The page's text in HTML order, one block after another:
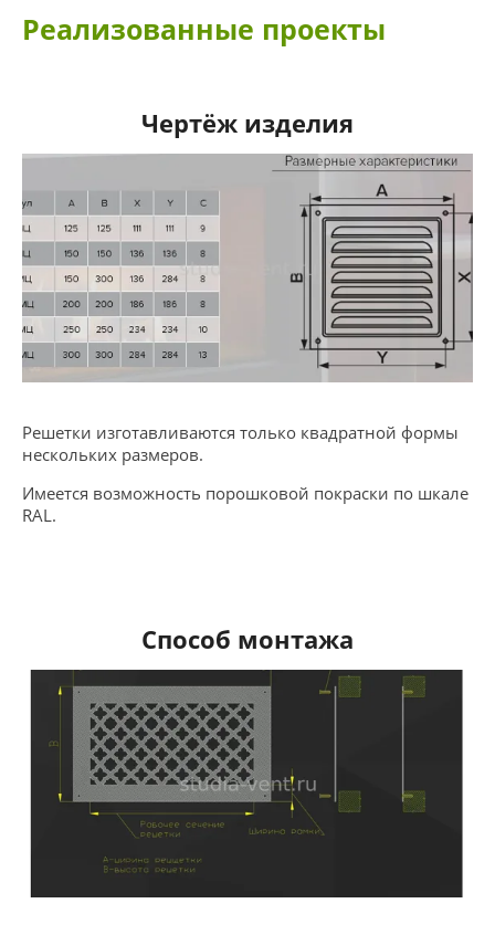
Реализованные проекты
Чертёж изделия
Решетки изготавливаются только квадратной формы
нескольких размеров.
Имеется возможность порошковой покраски по шкале
RAL.
Способ монтажа